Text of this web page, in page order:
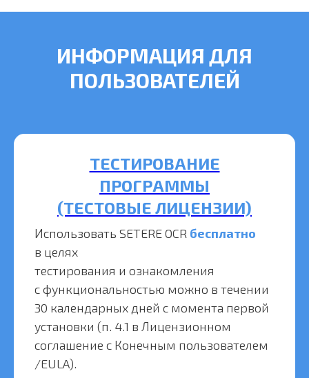
ИНФОРМАЦИЯ ДЛЯ
ПОЛЬЗОВАТЕЛЕЙ
ТЕСТИРОВАНИЕ
ПРОГРАММЫ
(ТЕСТОВЫЕ ЛИЦЕНЗИИ)
Использовать SETERE OCR бесплатно
в целях
тестирования и ознакомления
с функциональностью можно в течении
30 календарных дней с момента первой
установки (п. 4.1 в Лицензионном
соглашение с Конечным пользователем
/EULA).